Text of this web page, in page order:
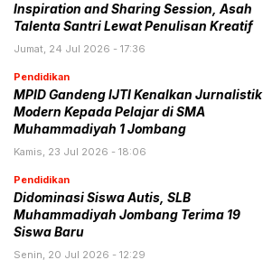
Inspiration and Sharing Session, Asah
Talenta Santri Lewat Penulisan Kreatif
Jumat, 24 Jul 2026 - 17:36
Pendidikan
MPID Gandeng IJTI Kenalkan Jurnalistik
Modern Kepada Pelajar di SMA
Muhammadiyah 1 Jombang
Kamis, 23 Jul 2026 - 18:06
Pendidikan
Didominasi Siswa Autis, SLB
Muhammadiyah Jombang Terima 19
Siswa Baru
Senin, 20 Jul 2026 - 12:29